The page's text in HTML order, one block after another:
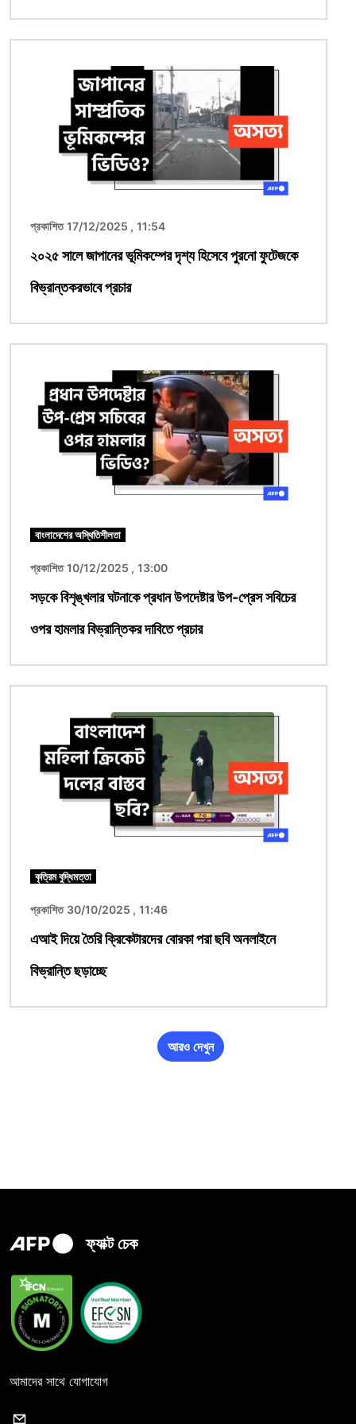
প্রকাশিত 17/12/2025 , 11:54
২০২৫ সালে জাপানের ভূমিকম্পের দৃশ্য হিসেবে পুরনো ফুটেজকে
বিভ্রান্তকরভাবে প্রচার
বাংলাদেশের অস্থিতিশীলতা
প্রকাশিত 10/12/2025 , 13:00
সড়কে বিশৃঙ্খলার ঘটনাকে প্রধান উপদেষ্টার উপ-প্রেস সবিচের
ওপর হামলার বিভ্রান্তিকর দাবিতে প্রচার
কৃত্রিম বুদ্ধিমত্তা
প্রকাশিত 30/10/2025 , 11:46
এআই দিয়ে তৈরি ক্রিকেটারদের বোরকা পরা ছবি অনলাইনে
বিভ্রান্তি ছড়াচ্ছে
আরও দেখুন
ফ্যাক্ট চেক
আমাদের সাথে যোগাযোগ